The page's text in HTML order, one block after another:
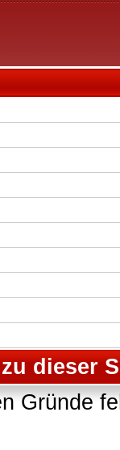
dieser
Gründe